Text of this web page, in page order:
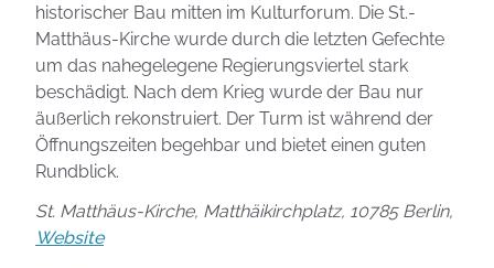
historischer Bau mitten im Kulturforum. Die St.-
Matthäus-Kirche wurde durch die letzten Gefechte
um das nahegelegene Regierungsviertel stark
beschädigt. Nach dem Krieg wurde der Bau nur
äußerlich rekonstruiert. Der Turm ist während der
Öffnungszeiten begehbar und bietet einen guten
Rundblick.
St. Matthäus-Kirche, Matthäikirchplatz, 10785 Berlin,
Website